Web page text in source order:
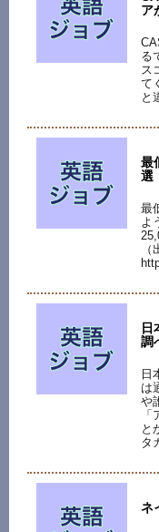
ア
る
ス
て
と
最
選
最
よ
（
日
調
日
は
や
と
タ
ネ